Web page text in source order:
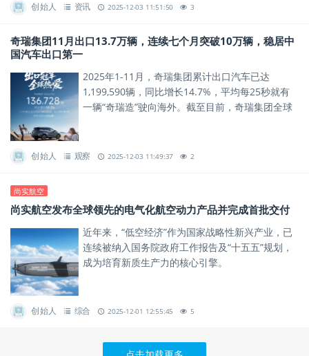
创始人 资讯 2025-12-03 11:51:50 3
奇瑞集团11月出口13.7万辆，连续七个月突破10万辆，稳居中
国汽车出口第一
2025年1-11月，奇瑞集团累计出口汽车已达
1,199,590辆，同比增长14.7%，平均每25秒就有
一辆“奇瑞造”驶向海外。截至目前，奇瑞集团全球
创始人 观察 2025-12-03 11:49:37 2
尚实航空
尚实航空发布全球领先的电气化航空动力产品并完成首批交付
近年来，“低空经济”作为国家战略性新兴产业，已
连续被纳入国务院政府工作报告及“十五五”规划，
成为培育新质生产力的核心引擎。
创始人 综合 2025-12-01 12:55:45 5